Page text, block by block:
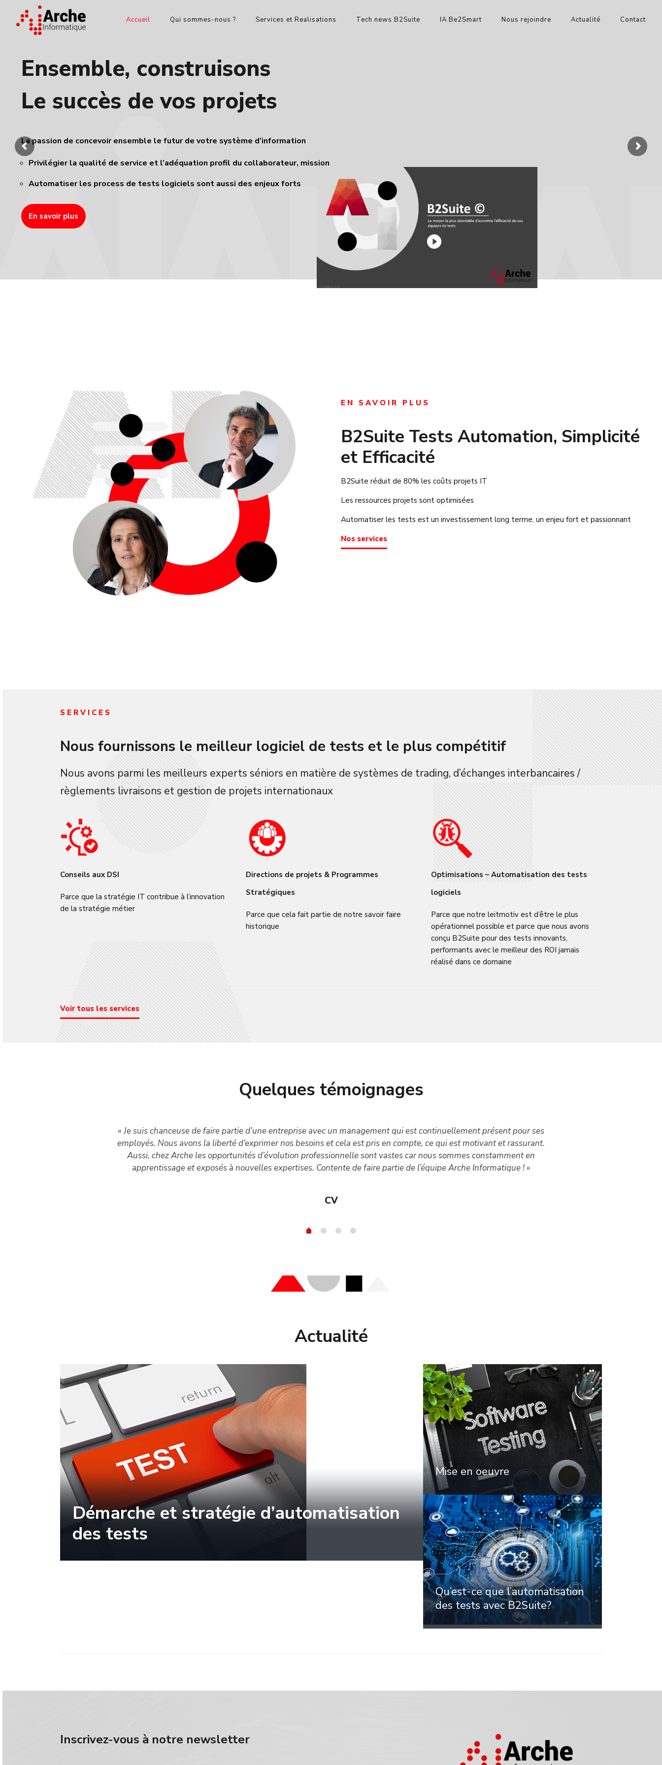
Accueil Qui sommes-nous ? Services et Realisations Tech news B2Suite IA Be2Smart Nous rejoindre Actualité Contact
Ensemble, construisons
Le succès de vos projets
La passion de concevoir ensemble le futur de votre système d’information
Privilégier la qualité de service et l’adéquation profil du collaborateur, mission
Automatiser les process de tests logiciels sont aussi des enjeux forts
En savoir plus
play_circle_filled_white
EN SAVOIR PLUS
B2Suite Tests Automation, Simplicité
et Efficacité
B2Suite réduit de 80% les coûts projets IT
Les ressources projets sont optimisées
Automatiser les tests est un investissement long terme, un enjeu fort et passionnant
Nos services
SERVICES
Nous fournissons le meilleur logiciel de tests et le plus compétitif
Nous avons parmi les meilleurs experts séniors en matière de systèmes de trading, d’échanges interbancaires /
règlements livraisons et gestion de projets internationaux
Conseils aux DSI
Parce que la stratégie IT contribue à l’innovation
de la stratégie métier
Directions de projets & Programmes
Stratégiques
Parce que cela fait partie de notre savoir faire
historique
Optimisations – Automatisation des tests
logiciels
Parce que notre leitmotiv est d’être le plus
opérationnel possible et parce que nous avons
conçu B2Suite pour des tests innovants,
performants avec le meilleur des ROI jamais
réalisé dans ce domaine
Voir tous les services
Quelques témoignages
« Je suis chanceuse de faire partie d’une entreprise avec un management qui est continuellement présent pour ses
employés. Nous avons la liberté d’exprimer nos besoins et cela est pris en compte, ce qui est motivant et rassurant.
Aussi, chez Arche les opportunités d’évolution professionnelle sont vastes car nous sommes constamment en
apprentissage et exposés à nouvelles expertises. Contente de faire partie de l’équipe Arche Informatique ! »
CV
Actualité
Démarche et stratégie d’automatisation
des tests
Mise en oeuvre
Qu’est-ce que l’automatisation
des tests avec B2Suite?
Inscrivez-vous à notre newsletter